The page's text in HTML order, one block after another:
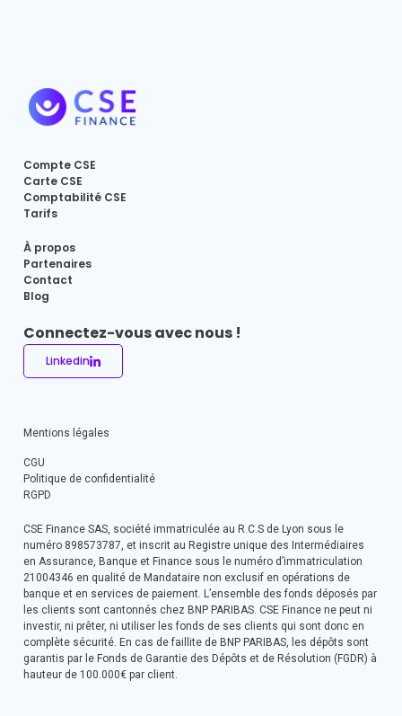
Compte CSE
Carte CSE
Comptabilité CSE
Tarifs
À propos
Partenaires
Contact
Blog
Connectez-vous avec nous !
Linkedin
Mentions légales
CGU
Politique de confidentialité
RGPD
CSE Finance SAS, société immatriculée au R.C.S de Lyon sous le
numéro 898573787, et inscrit au Registre unique des Intermédiaires
en Assurance, Banque et Finance sous le numéro d’immatriculation
21004346 en qualité de Mandataire non exclusif en opérations de
banque et en services de paiement. L’ensemble des fonds déposés par
les clients sont cantonnés chez BNP PARIBAS. CSE Finance ne peut ni
investir, ni prêter, ni utiliser les fonds de ses clients qui sont donc en
complète sécurité. En cas de faillite de BNP PARIBAS, les dépôts sont
garantis par le Fonds de Garantie des Dépôts et de Résolution (FGDR) à
hauteur de 100.000€ par client.